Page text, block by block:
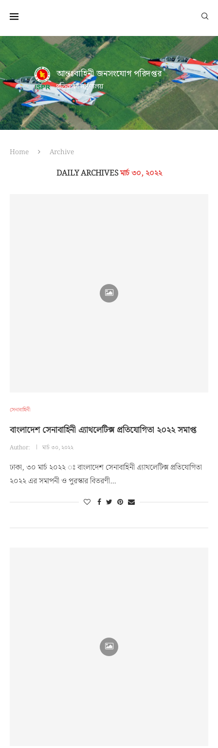
আন্তঃবাহিনী জনসংযোগ পরিদপ্তর
প্রতিরক্ষা মন্ত্রণালয়
Home Archive
DAILY ARCHIVESমার্চ ৩০, ২০২২
সেনাবাহিনী
বাংলাদেশ সেনাবাহিনী এ্যাথলেটিক্স প্রতিযোগিতা ২০২২ সমাপ্ত
Author: মার্চ ৩০, ২০২২
ঢাকা, ৩০ মার্চ ২০২২ ঃ বাংলাদেশ সেনাবাহিনী এ্যাথলেটিক্স প্রতিযোগিতা
২০২২ এর সমাপনী ও পুরস্কার বিতরণী…